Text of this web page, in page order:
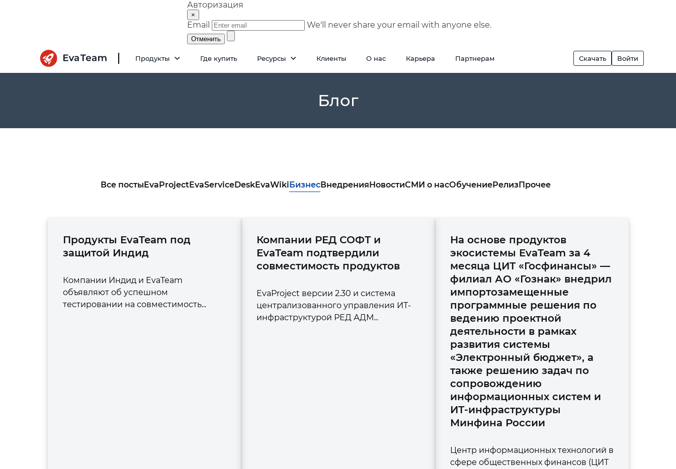
Авторизация
×
Email We'll never share your email with anyone else.
Отменить
Продукты Где купить Ресурсы Клиенты О нас Карьера Партнерам Скачать Войти
Блог
Все постыEvaProjectEvaServiceDeskEvaWikiБизнесВнедренияНовостиСМИ о насОбучениеРелизПрочее
Продукты EvaTeam под
защитой Индид
Компании Индид и EvaTeam
объявляют об успешном
тестировании на совместимость...
Компании РЕД СОФТ и
EvaTeam подтвердили
совместимость продуктов
EvaProject версии 2.30 и система
централизованного управления ИТ-
инфраструктурой РЕД АДМ...
На основе продуктов
экосистемы EvaTeam за 4
месяца ЦИТ «Госфинансы» —
филиал АО «Гознак» внедрил
импортозамещенные
программные решения по
ведению проектной
деятельности в рамках
развития системы
«Электронный бюджет», а
также решению задач по
сопровождению
информационных систем и
ИТ-инфраструктуры
Минфина России
Центр информационных технологий в
сфере общественных финансов (ЦИТ